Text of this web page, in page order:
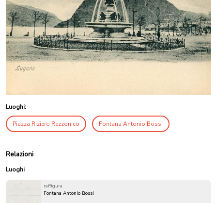
Luoghi:
Piazza Riziero Rezzonico Fontana Antonio Bossi
Relazioni
Luoghi
raffigura
Fontana Antonio Bossi